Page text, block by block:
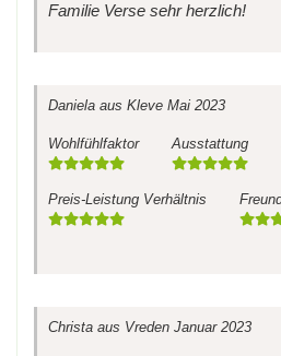
Familie Verse sehr herzlich!
Daniela aus Kleve Mai 2023
Wohlfühlfaktor Ausstattung
Preis-Leistung Verhältnis
Christa aus Vreden Januar 2023